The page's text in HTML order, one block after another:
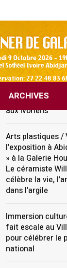
Amor Fati » à la
ARCHIVES
UNE
66e anniversaire
l’Ouest de la
aux Ivoriens
Arts plastiques /
l’exposition à
» à la Galerie
Le céramiste
célèbre la vie,
dans l’argile
Immersion
fait escale au
pour célébrer le
national